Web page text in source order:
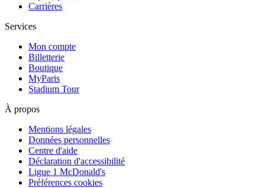
Carrières
Services
Mon compte
Billetterie
Boutique
MyParis
Stadium Tour
À propos
Mentions légales
Données personnelles
Centre d'aide
Déclaration d'accessibilité
Ligue 1 McDonald's
Préférences cookies